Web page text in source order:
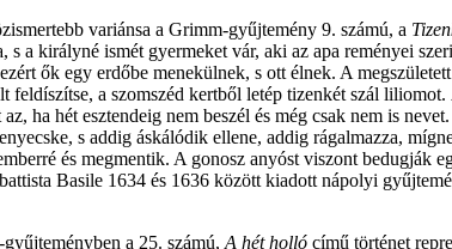
variánsa a Grimm-gyűjtemény 9. számú, a
s a királyné ismét gyermeket vár, aki az apa reményei
ők egy erdőbe menekülnek, s ott élnek. A
feldíszítse, a szomszéd kertből letép tizenkét szál
ha hét esztendeig nem beszél és még csak nem is
s addig áskálódik ellene, addig rágalmazza,
és megmentik. A gonosz anyóst viszont
Basile 1634 és 1636 között kiadott nápolyi
a 25. számú, A hét holló című történet